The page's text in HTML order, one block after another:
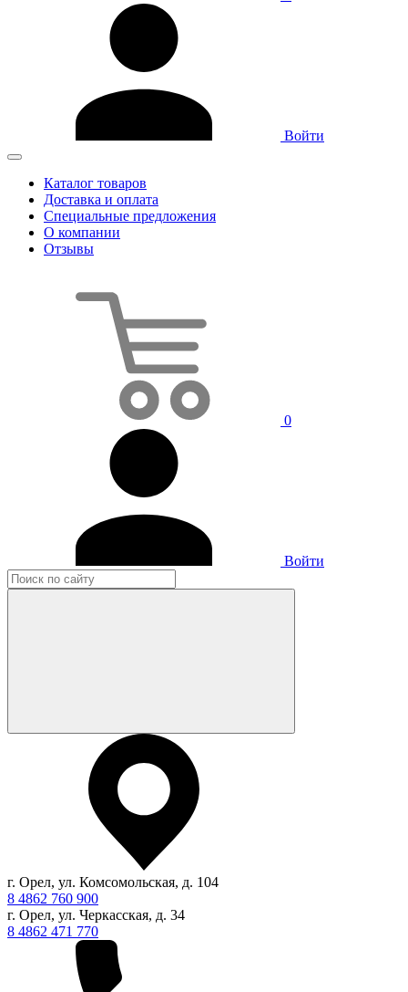
Войти
Каталог товаров
Доставка и оплата
Специальные предложения
О компании
Отзывы
0
Войти
г. Орел, ул. Комсомольская, д. 104
8 4862 760 900
г. Орел, ул. Черкасская, д. 34
8 4862 471 770